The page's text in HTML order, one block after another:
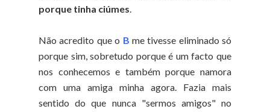
porque tinha ciúmes.
Não acredito que o B me tivesse eliminado só
porque sim, sobretudo porque é um facto que
nos conhecemos e também porque namora
com uma amiga minha agora. Fazia mais
sentido do que nunca "sermos amigos" no